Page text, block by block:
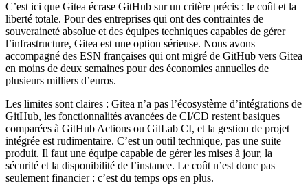
C’est ici que Gitea écrase GitHub sur un critère précis : le coût et la
liberté totale. Pour des entreprises qui ont des contraintes de
souveraineté absolue et des équipes techniques capables de gérer
l’infrastructure, Gitea est une option sérieuse. Nous avons
accompagné des ESN françaises qui ont migré de GitHub vers Gitea
en moins de deux semaines pour des économies annuelles de
plusieurs milliers d’euros.
Les limites sont claires : Gitea n’a pas l’écosystème d’intégrations de
GitHub, les fonctionnalités avancées de CI/CD restent basiques
comparées à GitHub Actions ou GitLab CI, et la gestion de projet
intégrée est rudimentaire. C’est un outil technique, pas une suite
produit. Il faut une équipe capable de gérer les mises à jour, la
sécurité et la disponibilité de l’instance. Le coût n’est donc pas
seulement financier : c’est du temps ops en plus.